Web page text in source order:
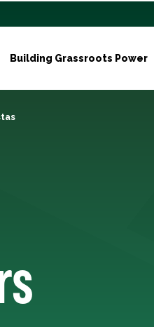
Building Grassroots Power